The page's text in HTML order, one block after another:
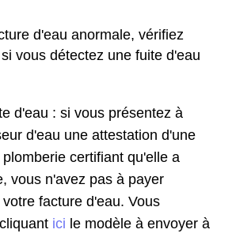
d'eau anormale, vérifiez
vous détectez une fuite d'eau
d'eau : si vous présentez à
d'eau une attestation d'une
certifiant qu'elle a
vous n'avez pas à payer
votre facture d'eau. Vous
ici le modèle à envoyer à